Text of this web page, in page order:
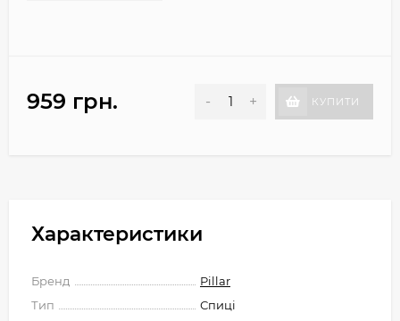
959 грн. - + КУПИТИ
Характеристики
Бренд
Pillar
Тип
Спиці